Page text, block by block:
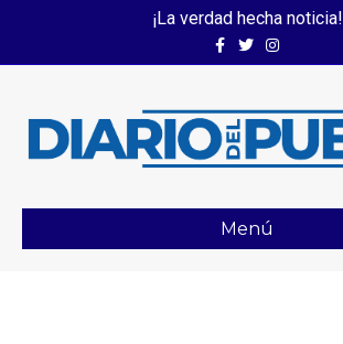
¡La verdad hecha noticia!
FacebookTwitterInstagram
Menú